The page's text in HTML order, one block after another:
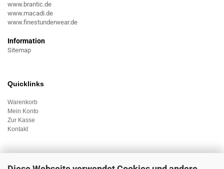
www.brantic.de
www.macadi.de
www.finestunderwear.de
Information
Sitemap
Quicklinks
Warenkorb
Mein Konto
Zur Kasse
Kontakt